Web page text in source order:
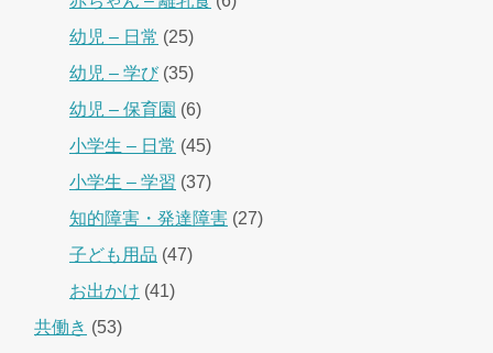
幼児 – 日常 (25)
幼児 – 学び(35)
幼児 – 保育園 (6)
小学生 – 日常 (45)
小学生 – 学習 (37)
知的障害・発達障害 (27)
子ども用品 (47)
お出かけ (41)
共働き (53)